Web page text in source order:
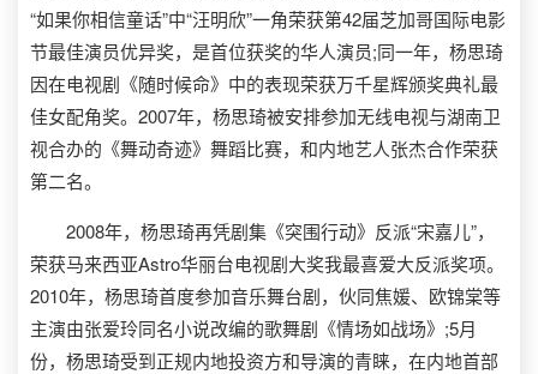
“如果你相信童话”中“汪明欣”一角荣获第42届芝加哥国际电影
节最佳演员优异奖，是首位获奖的华人演员;同一年，杨思琦
因在电视剧《随时候命》中的表现荣获万千星辉颁奖典礼最
佳女配角奖。2007年，杨思琦被安排参加无线电视与湖南卫
视合办的《舞动奇迹》舞蹈比赛，和内地艺人张杰合作荣获
第二名。
2008年，杨思琦再凭剧集《突围行动》反派“宋嘉儿”，
荣获马来西亚Astro华丽台电视剧大奖我最喜爱大反派奖项。
2010年，杨思琦首度参加音乐舞台剧，伙同焦媛、欧锦棠等
主演由张爱玲同名小说改编的歌舞剧《情场如战场》;5月
份，杨思琦受到正规内地投资方和导演的青睐，在内地首部